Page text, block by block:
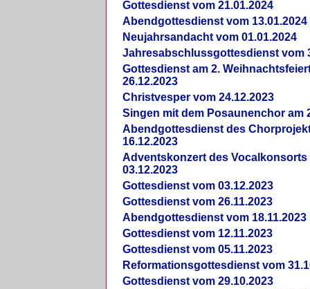
Gottesdienst vom 21.01.2024
Abendgottesdienst vom 13.01.2024
Neujahrsandacht vom 01.01.2024
Jahresabschlussgottesdienst vom
Gottesdienst am 2.
26.12.2023
Christvesper vom 24.12.2023
Singen mit dem Posaunenchor am
Abendgottesdienst des
16.12.2023
Adventskonzert des Vocalkonsorts
03.12.2023
Gottesdienst vom 03.12.2023
Gottesdienst vom 26.11.2023
Abendgottesdienst vom 18.11.2023
Gottesdienst vom 12.11.2023
Gottesdienst vom 05.11.2023
Reformationsgottesdienst vom
Gottesdienst vom 29.10.2023